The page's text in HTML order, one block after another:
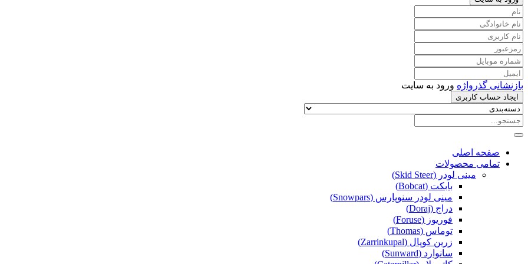
بازنشانی گذرواژه ورود به سایت
ایجاد حساب کاربری
صفحه اصلی
تمامی محصولات
مینی لودر (Skid Steer)
بابکت (Bobcat)
مینی لودر سنوپارس (Snowpars)
دراج (Doraj)
فوریوز (Foruse)
توماس (Thomas)
زرین کوپال (Zarrinkupal)
سانوارد (Sunward)